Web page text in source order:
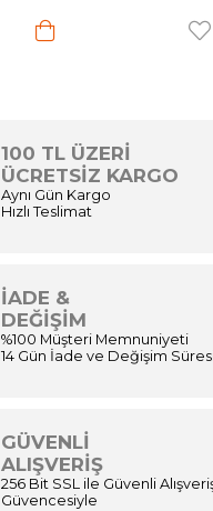
100 TL ÜZERİ
ÜCRETSİZ KARGO
Aynı Gün Kargo
Hızlı Teslimat
İADE &
DEĞİŞİM
%100 Müşteri Memnuniyeti
14 Gün İade ve Değişim
GÜVENLİ
ALIŞVERİŞ
256 Bit SSL ile Güvenli
Güvencesiyle